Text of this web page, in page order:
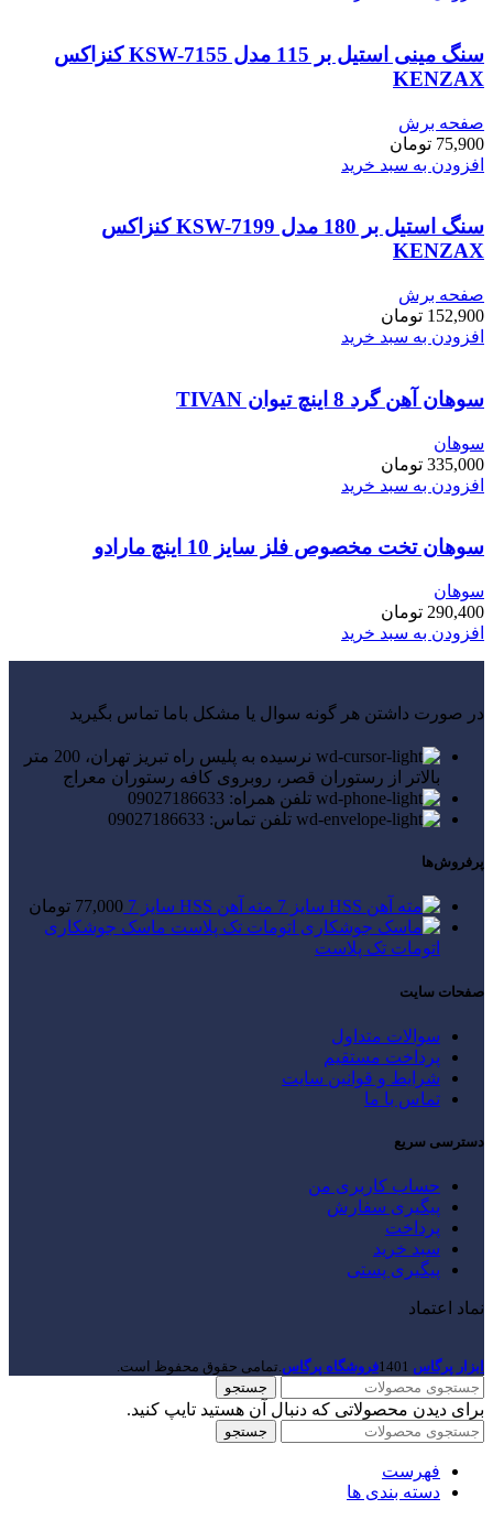
سنگ مینی استیل بر 115 مدل KSW-7155 کنزاکس
KENZAX
صفحه برش
75,900 تومان
افزودن به سبد خرید
سنگ استیل بر 180 مدل KSW-7199 کنزاکس
KENZAX
صفحه برش
152,900 تومان
افزودن به سبد خرید
سوهان آهن گرد 8 اینچ تیوان TIVAN
سوهان
335,000 تومان
افزودن به سبد خرید
سوهان تخت مخصوص فلز سایز 10 اینچ مارادو
سوهان
290,400 تومان
افزودن به سبد خرید
در صورت داشتن هر گونه سوال یا مشکل باما تماس بگیرید
نرسیده به پلیس راه تبریز تهران، 200 متر
بالاتر از رستوران قصر، روبروی کافه رستوران معراج
تلفن همراه: 09027186633
تلفن تماس: 09027186633
پرفروش‌ها
مته آهن HSS سایز 7 77,000 تومان
ماسک جوشکاری
اتومات تک پلاست
صفحات سایت
سوالات متداول
پرداخت مستقیم
شرایط و قوانین سایت
تماس با ما
دسترسی سریع
حساب کاربری من
پیگیری سفارش
پرداخت
سبد خرید
پیگیری پستی
نماد اعتماد
ابزار پرگاس 1401فروشگاه پرگاس.تمامی حقوق محفوظ است.
جستجو
برای دیدن محصولاتی که دنبال آن هستید تایپ کنید.
جستجو
فهرست
دسته بندی ها